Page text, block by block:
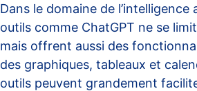
Dans le domaine de l’intelligence
outils comme ChatGPT ne se
mais offrent aussi des
des graphiques, tableaux et
outils peuvent grandement